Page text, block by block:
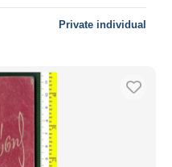
Private individual